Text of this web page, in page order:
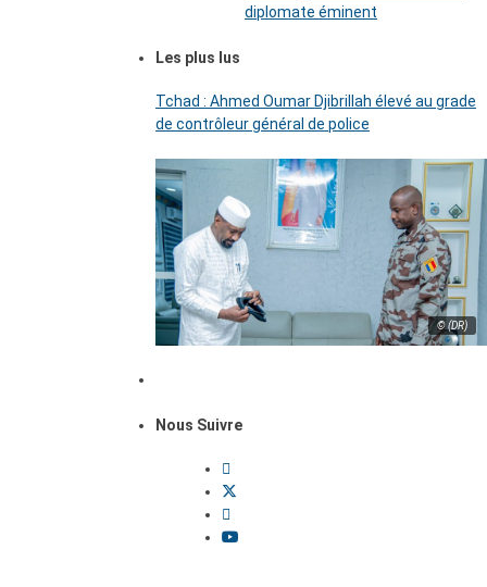
diplomate éminent
Les plus lus
Tchad : Ahmed Oumar Djibrillah élevé au grade
de contrôleur général de police
© (DR)
Nous Suivre